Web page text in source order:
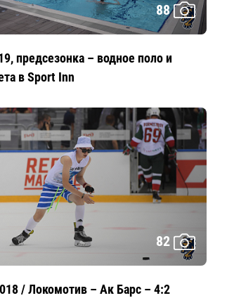
88
предсезонка – водное поло и
в Sport Inn
82
/ Локомотив – Ак Барс – 4:2